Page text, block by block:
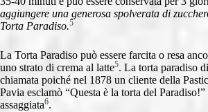
aggiungere una generosa spolverata di
Torta Paradiso.5
La Torta Paradiso può essere farcita o resa
uno strato di crema al latte5. La torta paradiso
chiamata poiché nel 1878 un cliente della
Pavia esclamò “Questa è la torta del
assaggiata6.